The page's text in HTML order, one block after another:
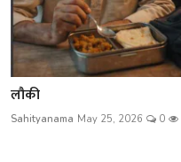
लौकी
Sahityanama May 25, 2026 0